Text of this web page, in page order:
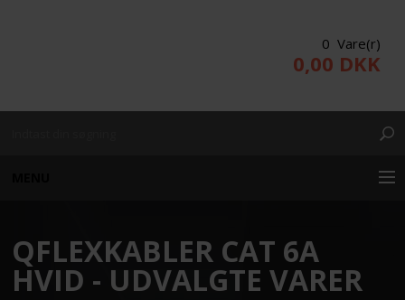
0 Vare(r)
0,00 DKK
KUNDE LOGIN
PRODUKTER/WEBSHOP
QFLEXKABLER CAT 6A
HVID - UDVALGTE VARER